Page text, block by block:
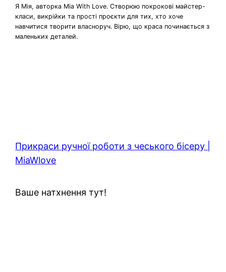
Я Мія, авторка Mia With Love. Створюю покрокові майстер-
класи, викрійки та прості проєкти для тих, хто хоче
навчитися творити власноруч. Вірю, що краса починається з
маленьких деталей.
Прикраси ручної роботи з чеського бісеру |
MiaWlove
Ваше натхнення тут!